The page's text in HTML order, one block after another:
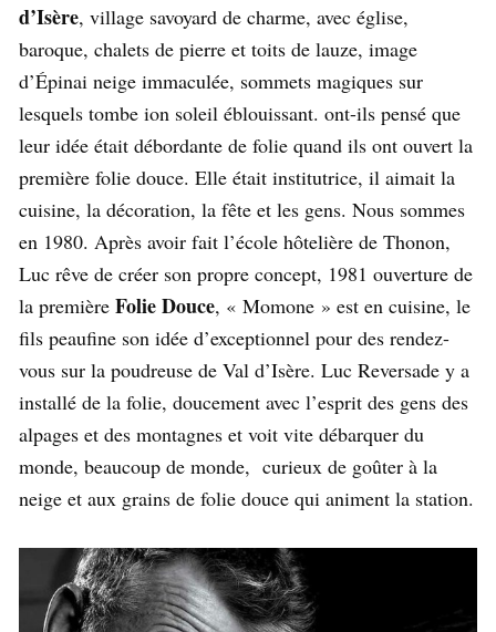
d’Isère, village savoyard de charme, avec église,
baroque, chalets de pierre et toits de lauze, image
d’Épinai neige immaculée, sommets magiques sur
lesquels tombe ion soleil éblouissant. ont-ils pensé que
leur idée était débordante de folie quand ils ont ouvert la
première folie douce. Elle était institutrice, il aimait la
cuisine, la décoration, la fête et les gens. Nous sommes
en 1980. Après avoir fait l’école hôtelière de Thonon,
Luc rêve de créer son propre concept, 1981 ouverture de
la première Folie Douce, « Momone » est en cuisine, le
fils peaufine son idée d’exceptionnel pour des rendez-
vous sur la poudreuse de Val d’Isère. Luc Reversade y a
installé de la folie, doucement avec l’esprit des gens des
alpages et des montagnes et voit vite débarquer du
monde, beaucoup de monde, curieux de goûter à la
neige et aux grains de folie douce qui animent la station.